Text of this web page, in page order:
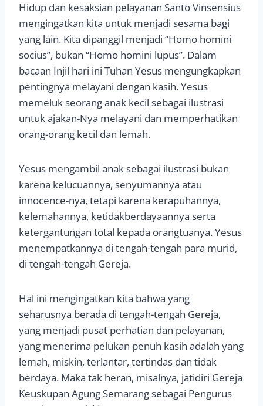
Hidup dan kesaksian pelayanan Santo Vinsensius
mengingatkan kita untuk menjadi sesama bagi
yang lain. Kita dipanggil menjadi “Homo homini
socius”, bukan “Homo homini lupus”. Dalam
bacaan Injil hari ini Tuhan Yesus mengungkapkan
pentingnya melayani dengan kasih. Yesus
memeluk seorang anak kecil sebagai ilustrasi
untuk ajakan-Nya melayani dan memperhatikan
orang-orang kecil dan lemah.
Yesus mengambil anak sebagai ilustrasi bukan
karena kelucuannya, senyumannya atau
innocence-nya, tetapi karena kerapuhannya,
kelemahannya, ketidakberdayaannya serta
ketergantungan total kepada orangtuanya. Yesus
menempatkannya di tengah-tengah para murid,
di tengah-tengah Gereja.
Hal ini mengingatkan kita bahwa yang
seharusnya berada di tengah-tengah Gereja,
yang menjadi pusat perhatian dan pelayanan,
yang menerima pelukan penuh kasih adalah yang
lemah, miskin, terlantar, tertindas dan tidak
berdaya. Maka tak heran, misalnya, jatidiri Gereja
Keuskupan Agung Semarang sebagai Pengurus